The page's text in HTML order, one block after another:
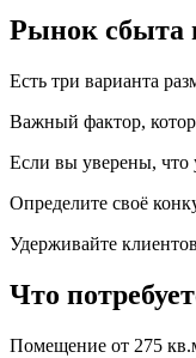
Рынок сбыта
Есть три варианта
Важный фактор,
Если вы уверены, что
Определите своё
Удерживайте
Что
Помещение от 275